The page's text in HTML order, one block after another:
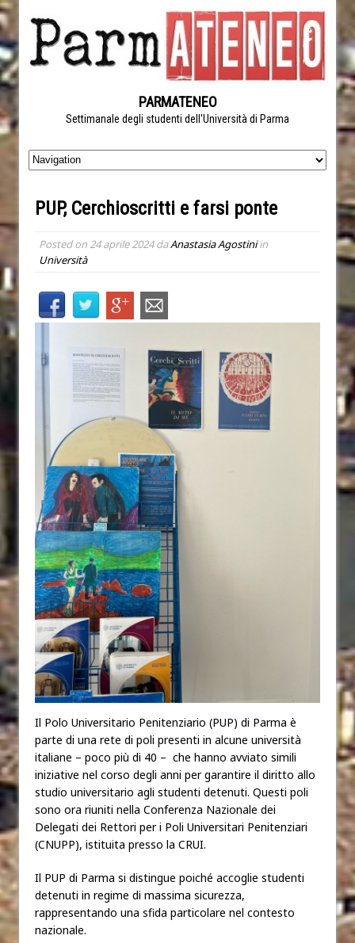
PARMATENEO
Settimanale degli studenti dell'Università di Parma
PUP, Cerchioscritti e farsi ponte
Posted on 24 aprile 2024daAnastasia Agostiniin
Università
Il Polo Universitario Penitenziario (PUP) di Parma è
parte di una rete di poli presenti in alcune università
italiane – poco più di 40 – che hanno avviato simili
iniziative nel corso degli anni per garantire il diritto allo
studio universitario agli studenti detenuti. Questi poli
sono ora riuniti nella Conferenza Nazionale dei
Delegati dei Rettori per i Poli Universitari Penitenziari
(CNUPP), istituita presso la CRUI.
Il PUP di Parma si distingue poiché accoglie studenti
detenuti in regime di massima sicurezza,
rappresentando una sfida particolare nel contesto
nazionale.